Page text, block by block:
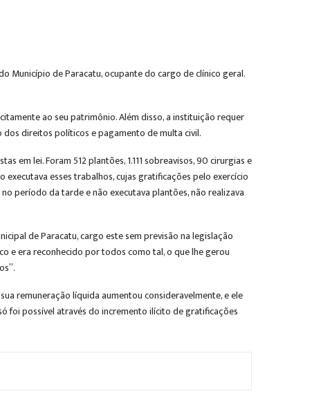
Município de Paracatu, ocupante do cargo de clínico geral.
ao seu patrimônio. Além disso, a instituição requer
direitos políticos e pagamento de multa civil.
em lei. Foram 512 plantões, 1.111 sobreavisos, 90 cirurgias e
esses trabalhos, cujas gratificações pelo exercício
período da tarde e não executava plantões, não realizava
de Paracatu, cargo este sem previsão na legislação
e era reconhecido por todos como tal, o que lhe gerou
remuneração líquida aumentou consideravelmente, e ele
foi possível através do incremento ilícito de gratificações